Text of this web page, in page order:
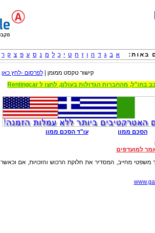
באות: א ב ג ד ה ו ז ח ט י כ ל מ נ ס ע פ צ ק ר
קישור טקסט ממומן |לפרסום -לחץ כאן
הסכם ממון
עו"ד הסכם ממון
למועדפים
משפטי מחייב, המסדיר את חלוקת הרכוש והזכויות, אם וכאשר